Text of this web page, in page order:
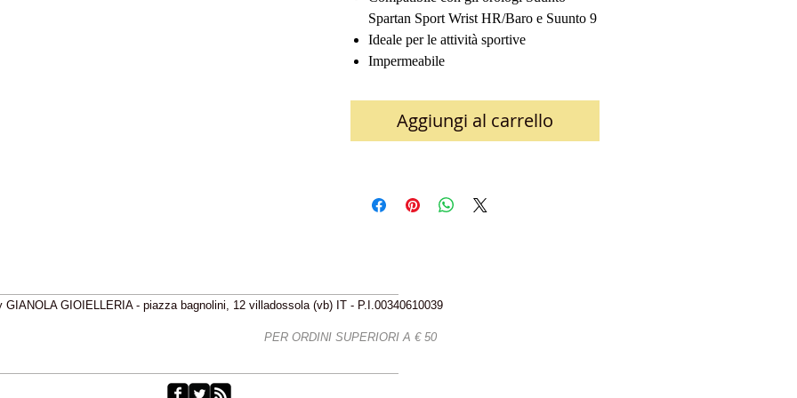
Spartan Sport Wrist HR/Baro e Suunto 9
Ideale per le attività sportive
Impermeabile
Aggiungi al carrello
GIANOLA GIOIELLERIA - piazza bagnolini, 12 villadossola (vb) IT - P.I.00340610039
PER ORDINI SUPERIORI A € 50